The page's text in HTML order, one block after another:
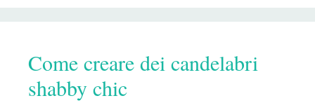
Come creare dei candelabri
shabby chic